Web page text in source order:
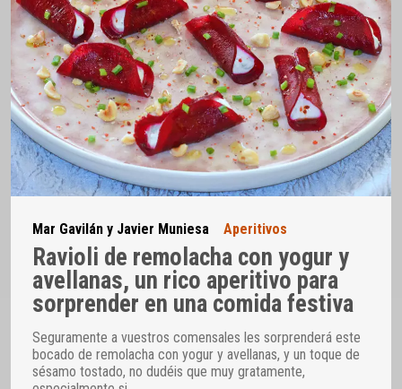
Mar Gavilán y Javier Muniesa Aperitivos
Ravioli de remolacha con yogur y
avellanas, un rico aperitivo para
sorprender en una comida festiva
Seguramente a vuestros comensales les sorprenderá este
bocado de remolacha con yogur y avellanas, y un toque de
sésamo tostado, no dudéis que muy gratamente,